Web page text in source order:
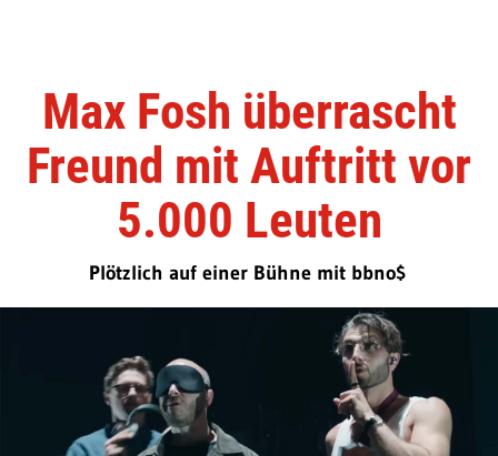
Max Fosh überrascht
Freund mit Auftritt vor
5.000 Leuten
Plötzlich auf einer Bühne mit bbno$